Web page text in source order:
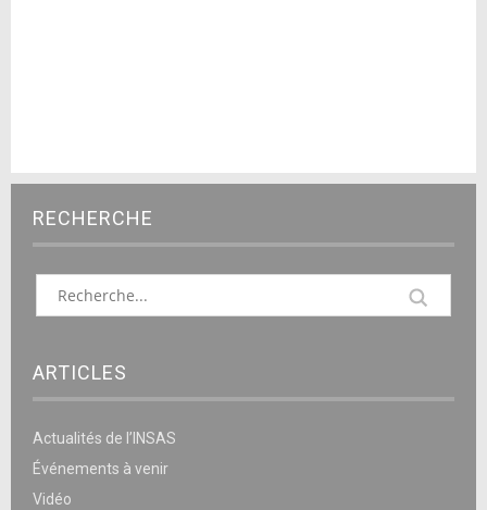
RECHERCHE
ARTICLES
Actualités de l’INSAS
Événements à venir
Vidéo